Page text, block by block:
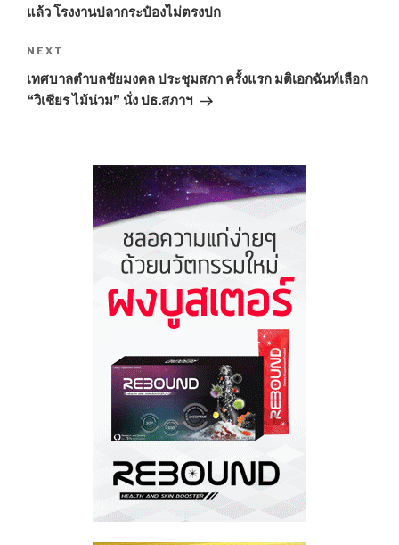
แล้ว โรงงานปลากระป๋องไม่ตรงปก
Next
Post
NEXT
เทศบาลตำบลชัยมงคล ประชุมสภา ครั้งแรก มติเอกฉันท์เลือก
“วิเชียร ไม้น่วม” นั่ง ปธ.สภาฯ